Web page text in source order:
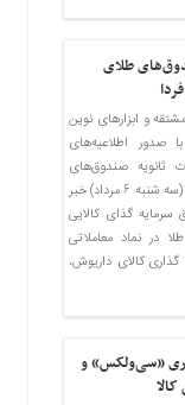
طلای
و ابزارهای نوین
صدور اطلاعیه‌های
ثانویه صندوق‌های
طلای مهرگلد و زریران از فردا (سه شنبه ۶ مرداد) خبر
سرمایه گذای کالایی
در نماد معاملاتی
کالای داریوش،
«سی‌ولکس» و